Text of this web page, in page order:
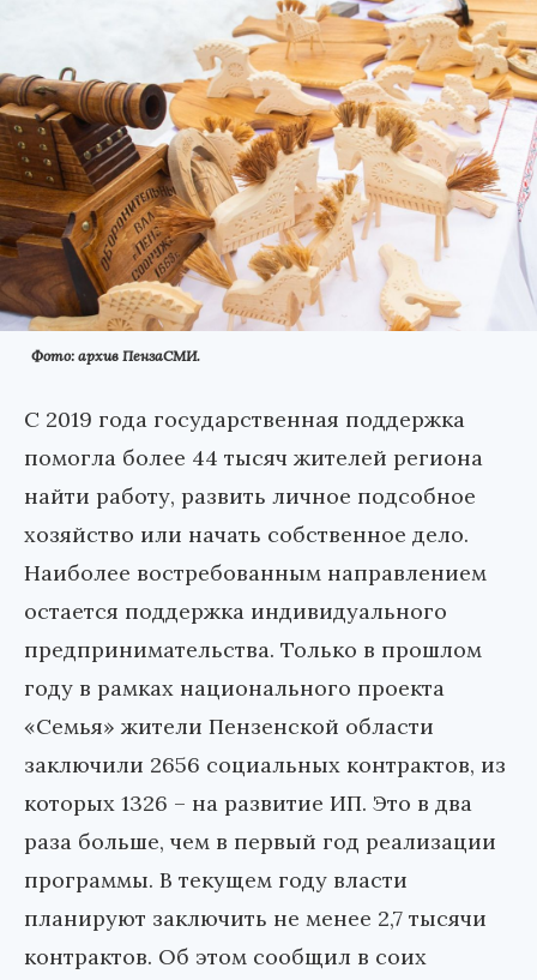
Фото: архив ПензаСМИ.
С 2019 года государственная поддержка
помогла более 44 тысяч жителей региона
найти работу, развить личное подсобное
хозяйство или начать собственное дело.
Наиболее востребованным направлением
остается поддержка индивидуального
предпринимательства. Только в прошлом
году в рамках национального проекта
«Семья» жители Пензенской области
заключили 2656 социальных контрактов, из
которых 1326 – на развитие ИП. Это в два
раза больше, чем в первый год реализации
программы. В текущем году власти
планируют заключить не менее 2,7 тысячи
контрактов. Об этом сообщил в соих